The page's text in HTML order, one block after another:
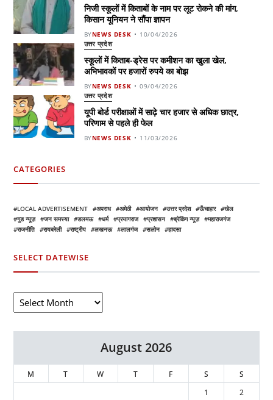
निजी स्कूलों में किताबों के नाम पर लूट रोकने की मांग,
किसान यूनियन ने सौंपा ज्ञापन
BYNEWS DESK 10/04/2026
उत्तर प्रदेश
स्कूलों में किताब-ड्रेस पर कमीशन का खुला खेल,
अभिभावकों पर हजारों रुपये का बोझ
BYNEWS DESK 09/04/2026
उत्तर प्रदेश
यूपी बोर्ड परीक्षाओं में साढ़े चार हजार से अधिक छात्र,
परिणाम से पहले ही फेल
BYNEWS DESK 11/03/2026
CATEGORIES
LOCAL ADVERTISEMENT अपराध अमेठी आयोजन उत्तर प्रदेश ऊँचाहार
खेल
गुड न्यूज़
जन समस्या डलमऊ धर्म प्रयागराज प्रशासन ब्रेकिंग न्यूज़
महाराजगंज
राजनीति
रायबरेली राष्ट्रीय लखनऊ लालगंज सलोन हादसा
SELECT DATEWISE
August 2026
M T W T F S
S
1
2